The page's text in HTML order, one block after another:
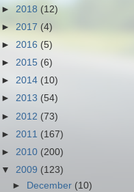
► 2018 (12)
► 2017 (4)
► 2016 (5)
► 2015 (6)
► 2014 (10)
► 2013 (54)
► 2012 (73)
► 2011 (167)
► 2010 (200)
▼ 2009 (123)
► December (10)